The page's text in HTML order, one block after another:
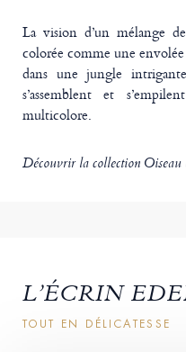
La vision d’un mélange
colorée comme une
dans une jungle
s’assemblent et
multicolore.
Découvrir la collection Oiseau
L’ÉCRIN
TOUT EN DÉLICATESSE